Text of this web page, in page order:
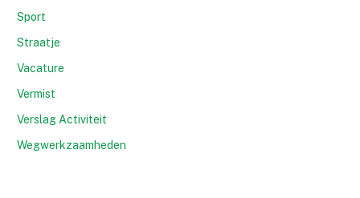
Sport
Straatje
Vacature
Vermist
Verslag Activiteit
Wegwerkzaamheden